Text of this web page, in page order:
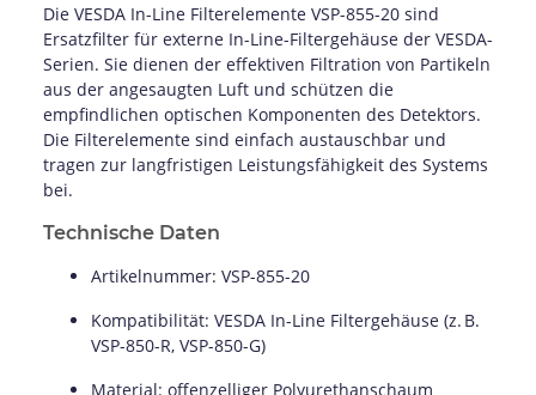
Die VESDA In-Line Filterelemente VSP-855-20 sind
Ersatzfilter für externe In-Line-Filtergehäuse der VESDA-
Serien. Sie dienen der effektiven Filtration von Partikeln
aus der angesaugten Luft und schützen die
empfindlichen optischen Komponenten des Detektors.
Die Filterelemente sind einfach austauschbar und
tragen zur langfristigen Leistungsfähigkeit des Systems
bei.
Technische Daten
Artikelnummer: VSP-855-20
Kompatibilität: VESDA In-Line Filtergehäuse (z. B.
VSP-850-R, VSP-850-G)
Material: offenzelliger Polyurethanschaum